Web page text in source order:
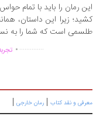
رمان را باید با تمام حواس
زیرا این داستان، همانند
است که شما را به نسلی
تجربه‌ی ...............
و نقد کتاب|رمان خارجی|